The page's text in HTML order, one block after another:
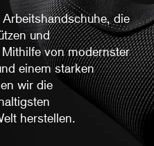
die
und
von modernster
einem starken
wir die
herstellen.